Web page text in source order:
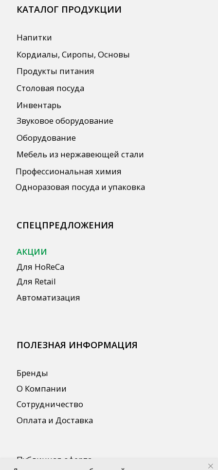
ПОЛЕЗНАЯ ИНФОРМАЦИЯ
Бренды
Для HoReCa
Автоматизация
Публичная оферта
Политика конфиденциальности
Согласие на обработку персональных
данных
Сотрудничество
Оплата и Доставка